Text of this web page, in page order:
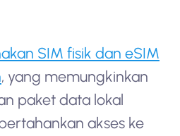
SIM fisik dan eSIM
, yang memungkinkan
paket data lokal
akses ke